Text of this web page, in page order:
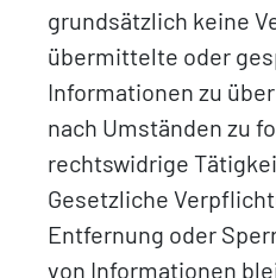
grundsätzlich keine
übermittelte oder
Informationen zu
nach Umständen zu
rechtswidrige
Gesetzliche
Entfernung oder
von Informationen